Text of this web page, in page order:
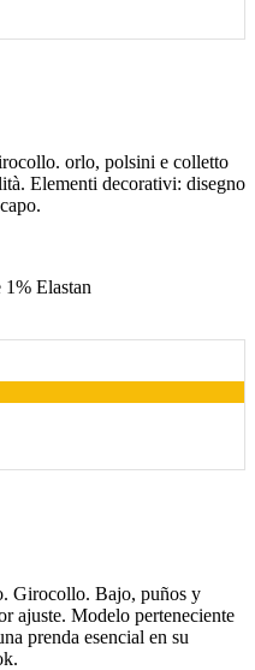
orlo, polsini e colletto
Elementi decorativi: disegno
Elastan
Girocollo. Bajo, puños y
ajuste. Modelo perteneciente
prenda esencial en su